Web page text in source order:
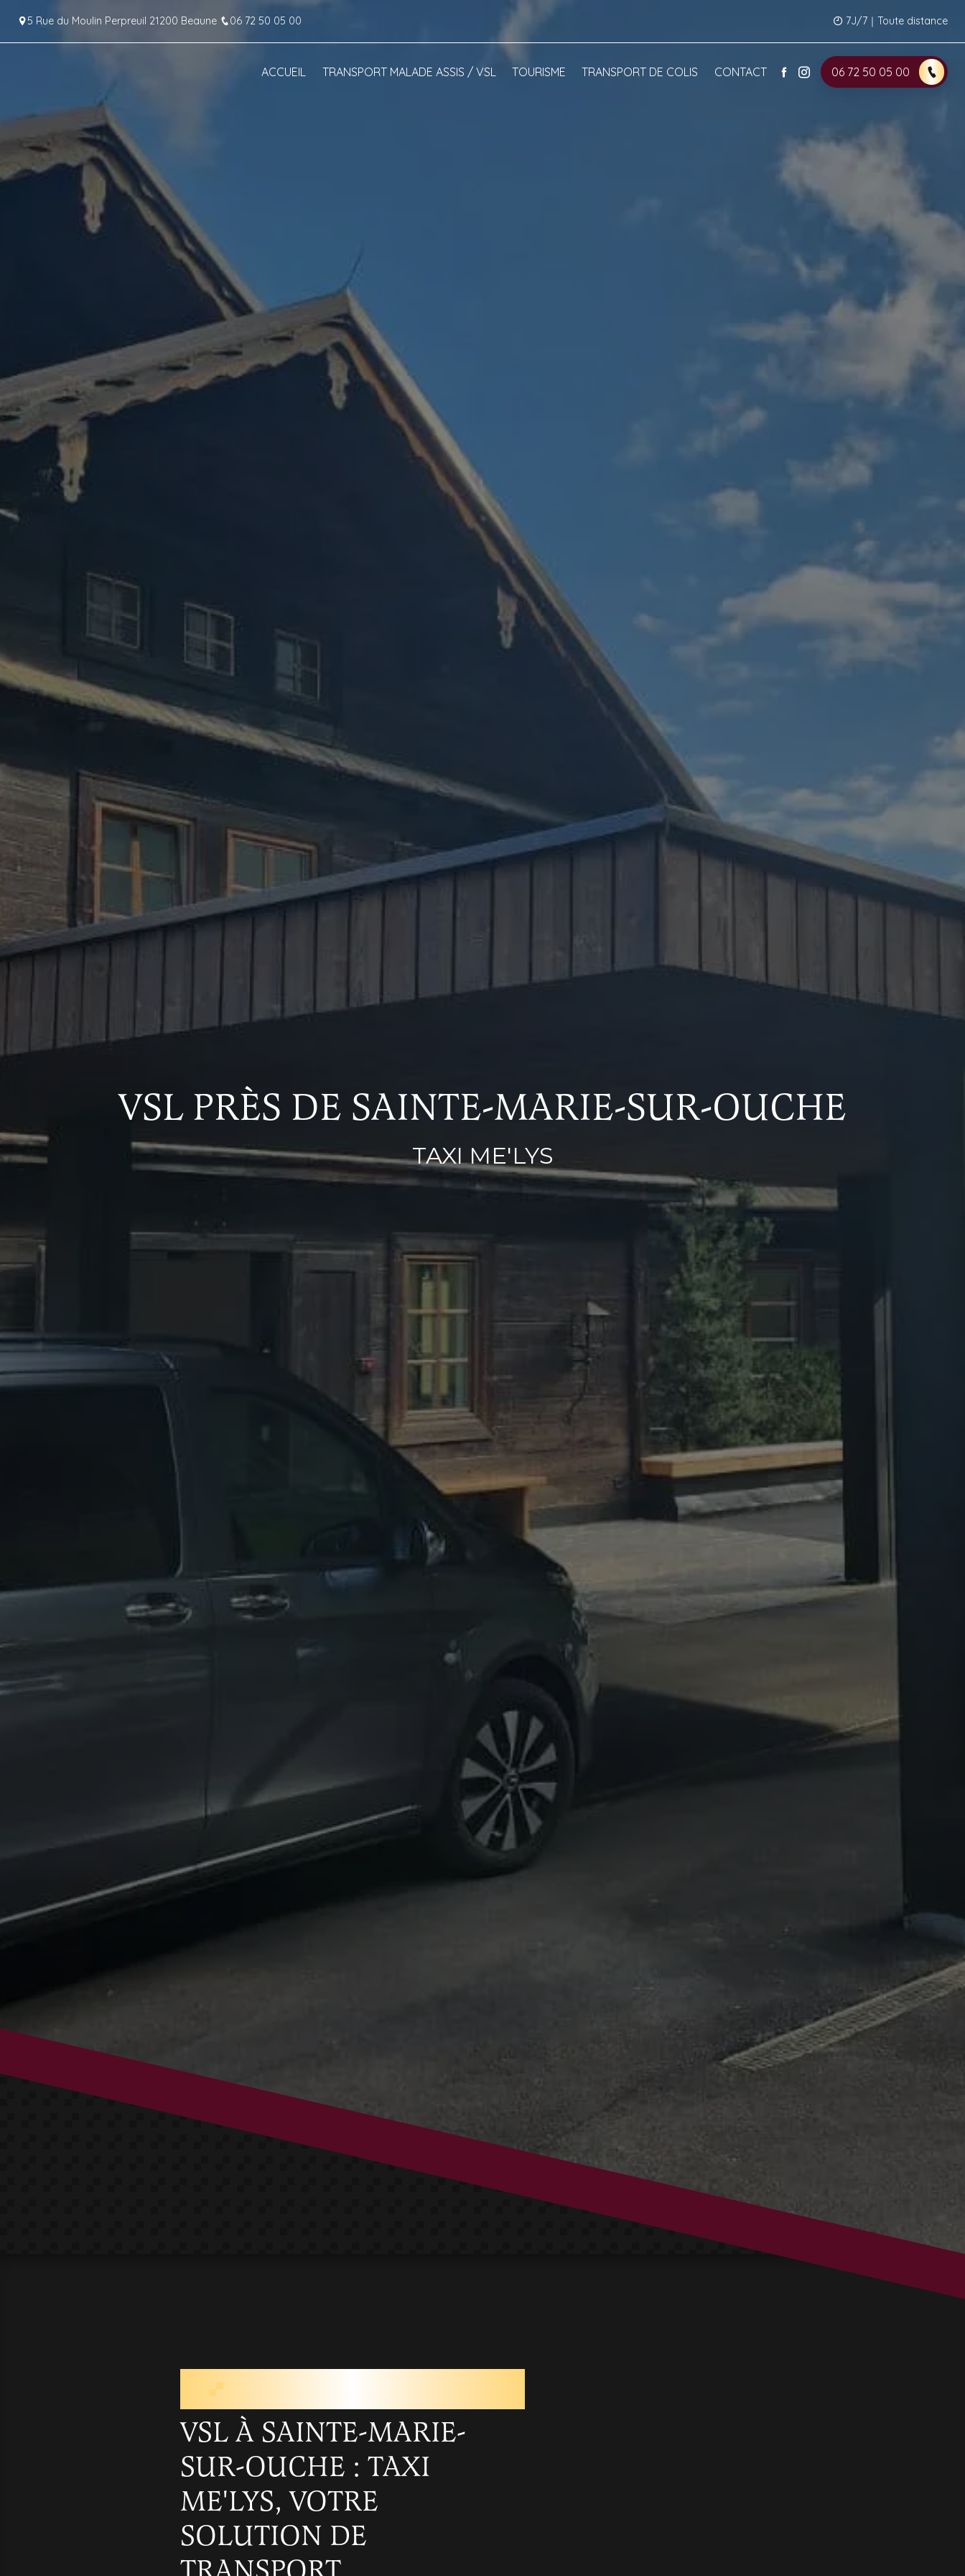
5 Rue du Moulin Perpreuil 21200 Beaune 06 72 50 05 00 7J/7｜Toute distance
ACCUEIL TRANSPORT MALADE ASSIS / VSL TOURISME TRANSPORT DE COLIS CONTACT 06 72 50 05 00
VSL PRÈS DE SAINTE-MARIE-SUR-OUCHE
TAXI ME'LYS
VSL À SAINTE-MARIE-
SUR-OUCHE : TAXI
ME'LYS, VOTRE
SOLUTION DE